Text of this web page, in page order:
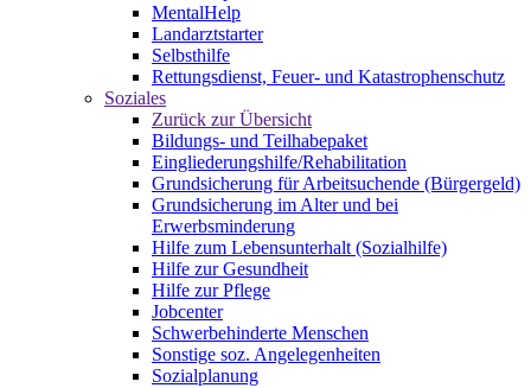
MentalHelp
Landarztstarter
Selbsthilfe
Rettungsdienst, Feuer- und Katastrophenschutz
Soziales
Zurück zur Übersicht
Bildungs- und Teilhabepaket
Eingliederungshilfe/Rehabilitation
Grundsicherung für Arbeitsuchende (Bürgergeld)
Grundsicherung im Alter und bei
Erwerbsminderung
Hilfe zum Lebensunterhalt (Sozialhilfe)
Hilfe zur Gesundheit
Hilfe zur Pflege
Jobcenter
Schwerbehinderte Menschen
Sonstige soz. Angelegenheiten
Sozialplanung